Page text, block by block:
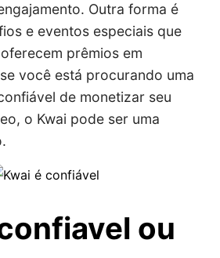
Outra forma é
e eventos especiais que
prêmios em
você está procurando uma
de monetizar seu
o Kwai pode ser uma
ou